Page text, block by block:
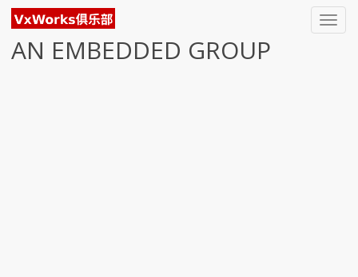
AN EMBEDDED GROUP